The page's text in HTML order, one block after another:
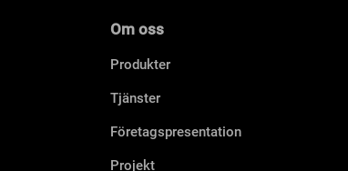
Om oss
Produkter
Tjänster
Företagspresentation
Projekt